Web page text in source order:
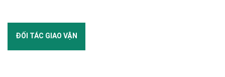
ĐỐI TÁC GIAO VẬN